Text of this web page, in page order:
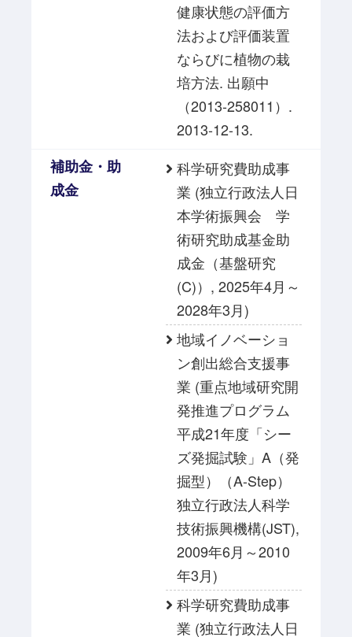
健康状態の評価方
法および評価装置
ならびに植物の栽
培方法. 出願中
（2013-258011）.
2013-12-13.
補助金・助
成金
科学研究費助成事
業 (独立行政法人日
本学術振興会 学
術研究助成基金助
成金（基盤研究
(C)）, 2025年4月～
2028年3月)
地域イノベーショ
ン創出総合支援事
業 (重点地域研究開
発推進プログラム
平成21年度「シー
ズ発掘試験」A（発
掘型）（A-Step）
独立行政法人科学
技術振興機構(JST),
2009年6月～2010
年3月)
科学研究費助成事
業 (独立行政法人日